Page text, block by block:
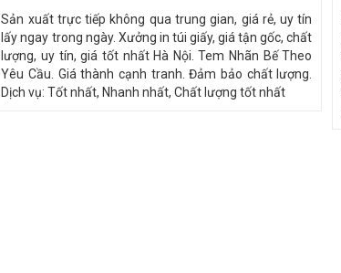
Sản xuất trực tiếp không qua trung gian, giá rẻ, uy tín
lấy ngay trong ngày. Xưởng in túi giấy, giá tận gốc, chất
lượng, uy tín, giá tốt nhất Hà Nội. Tem Nhãn Bế Theo
Yêu Cầu. Giá thành cạnh tranh. Đảm bảo chất lượng.
Dịch vụ: Tốt nhất, Nhanh nhất, Chất lượng tốt nhất